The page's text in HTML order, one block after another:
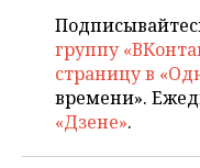
группу
страницу в
времени».
«Дзене».